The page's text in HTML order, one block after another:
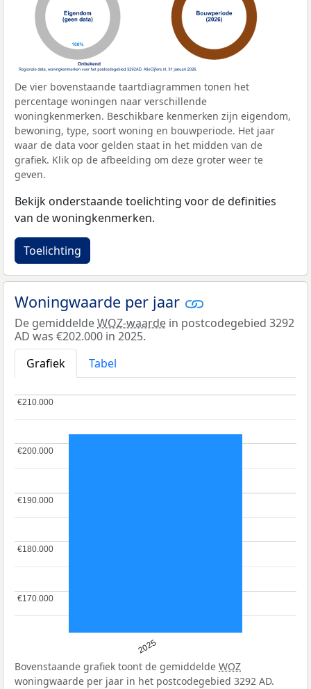
De vier bovenstaande taartdiagrammen tonen het
percentage woningen naar verschillende
woningkenmerken. Beschikbare kenmerken zijn eigendom,
bewoning, type, soort woning en bouwperiode. Het jaar
waar de data voor gelden staat in het midden van de
grafiek. Klik op de afbeelding om deze groter weer te
geven.
Bekijk onderstaande toelichting voor de definities
van de woningkenmerken.
Toelichting
Woningwaarde per jaar
De gemiddeldeWOZ-waarde in postcodegebied 3292
AD was €202.000 in 2025.
Grafiek
Tabel
2025
€170.000
€170.000
€180.000
€180.000
€190.000
€190.000
€200.000
€200.000
€210.000
€210.000
Bovenstaande grafiek toont de gemiddelde WOZ
woningwaarde per jaar in het postcodegebied 3292 AD.